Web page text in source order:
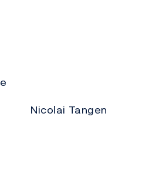
Nicolai Tangen